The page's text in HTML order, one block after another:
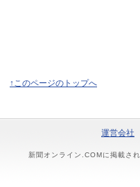
↑このページのトップへ
運営会社
新聞オンライン.COMに掲載さ